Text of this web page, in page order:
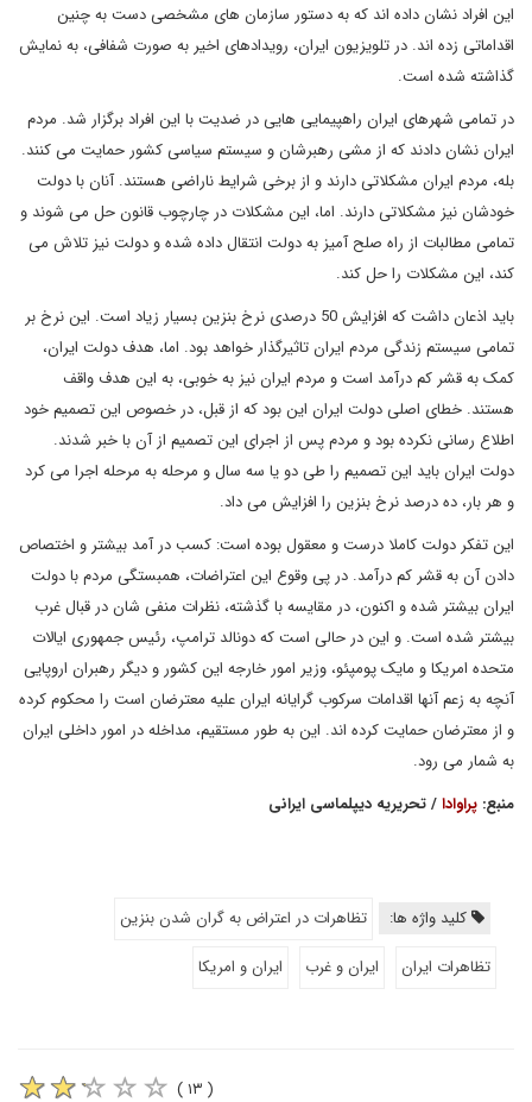
این افراد نشان داده اند که به دستور سازمان های مشخصی دست به چنین
اقداماتی زده اند. در تلویزیون ایران، رویدادهای اخیر به صورت شفافی، به نمایش
گذاشته شده است.
در تمامی شهرهای ایران راهپیمایی هایی در ضدیت با این افراد برگزار شد. مردم
ایران نشان دادند که از مشی رهبرشان و سیستم سیاسی کشور حمایت می کنند.
بله، مردم ایران مشکلاتی دارند و از برخی شرایط ناراضی هستند. آنان با دولت
خودشان نیز مشکلاتی دارند. اما، این مشکلات در چارچوب قانون حل می شوند و
تمامی مطالبات از راه صلح آمیز به دولت انتقال داده شده و دولت نیز تلاش می
کند، این مشکلات را حل کند.
باید اذعان داشت که افزایش 50 درصدی نرخ بنزین بسیار زیاد است. این نرخ بر
تمامی سیستم زندگی مردم ایران تاثیرگذار خواهد بود. اما، هدف دولت ایران،
کمک به قشر کم درآمد است و مردم ایران نیز به خوبی، به این هدف واقف
هستند. خطای اصلی دولت ایران این بود که از قبل، در خصوص این تصمیم خود
اطلاع رسانی نکرده بود و مردم پس از اجرای این تصمیم از آن با خبر شدند.
دولت ایران باید این تصمیم را طی دو یا سه سال و مرحله به مرحله اجرا می کرد
و هر بار، ده درصد نرخ بنزین را افزایش می داد.
این تفکر دولت کاملا درست و معقول بوده است: کسب در آمد بیشتر و اختصاص
دادن آن به قشر کم درآمد. در پی وقوع این اعتراضات، همبستگی مردم با دولت
ایران بیشتر شده و اکنون، در مقایسه با گذشته، نظرات منفی شان در قبال غرب
بیشتر شده است. و این در حالی است که دونالد ترامپ، رئیس جمهوری ایالات
متحده امریکا و مایک پومپئو، وزیر امور خارجه این کشور و دیگر رهبران اروپایی
آنچه به زعم آنها اقدامات سرکوب گرایانه ایران علیه معترضان است را محکوم کرده
و از معترضان حمایت کرده اند. این به طور مستقیم، مداخله در امور داخلی ایران
به شمار می رود.
منبع: پراوادا/ تحریریه دیپلماسی ایرانی
کلید واژه ها:
تظاهرات در اعتراض به گران شدن بنزین
تظاهرات ایران
ایران و غرب ایران و امریکا
( ۱۳ )